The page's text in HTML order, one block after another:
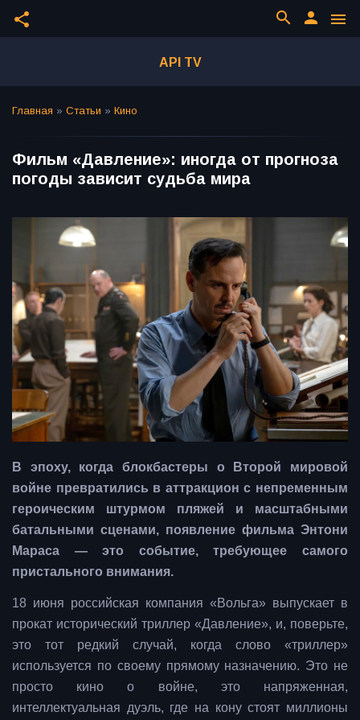
share menu
person
search
API TV
Главная » Статьи » Кино
Фильм «Давление»: иногда от прогноза
погоды зависит судьба мира
В эпоху, когда блокбастеры о Второй мировой
войне превратились в аттракцион с непременным
героическим штурмом пляжей и масштабными
батальными сценами, появление фильма Энтони
Мараса — это событие, требующее самого
пристального внимания.
18 июня российская компания «Вольга» выпускает в
прокат исторический триллер «Давление», и, поверьте,
это тот редкий случай, когда слово «триллер»
используется по своему прямому назначению. Это не
просто кино о войне, это напряженная,
интеллектуальная дуэль, где на кону стоят миллионы